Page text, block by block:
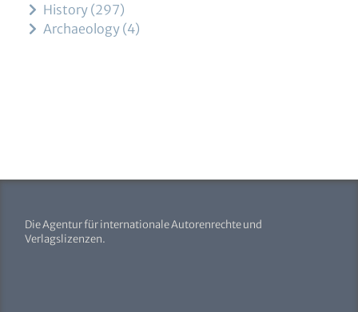
History 297
Archaeology 4
Die Agentur für internationale Autorenrechte und
Verlagslizenzen.